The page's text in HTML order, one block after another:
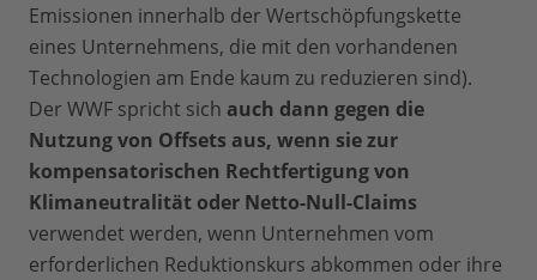
Emissionen innerhalb der Wertschöpfungskette
eines Unternehmens, die mit den vorhandenen
Technologien am Ende kaum zu reduzieren sind).
Der WWF spricht sich auch dann gegen die
Nutzung von Offsets aus, wenn sie zur
kompensatorischen Rechtfertigung von
Klimaneutralität oder Netto-Null-Claims
verwendet werden, wenn Unternehmen vom
erforderlichen Reduktionskurs abkommen oder ihre